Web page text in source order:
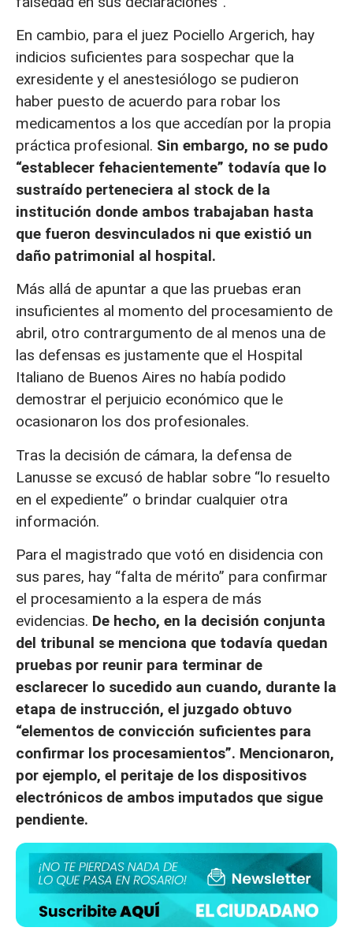
En cambio, para el juez Pociello Argerich, hay
indicios suficientes para sospechar que la
exresidente y el anestesiólogo se pudieron
haber puesto de acuerdo para robar los
medicamentos a los que accedían por la propia
práctica profesional. Sin embargo, no se pudo
“establecer fehacientemente” todavía que lo
sustraído perteneciera al stock de la
institución donde ambos trabajaban hasta
que fueron desvinculados ni que existió un
daño patrimonial al hospital.
Más allá de apuntar a que las pruebas eran
insuficientes al momento del procesamiento de
abril, otro contrargumento de al menos una de
las defensas es justamente que el Hospital
Italiano de Buenos Aires no había podido
demostrar el perjuicio económico que le
ocasionaron los dos profesionales.
Tras la decisión de cámara, la defensa de
Lanusse se excusó de hablar sobre “lo resuelto
en el expediente” o brindar cualquier otra
información.
Para el magistrado que votó en disidencia con
sus pares, hay “falta de mérito” para confirmar
el procesamiento a la espera de más
evidencias. De hecho, en la decisión conjunta
del tribunal se menciona que todavía quedan
pruebas por reunir para terminar de
esclarecer lo sucedido aun cuando, durante la
etapa de instrucción, el juzgado obtuvo
“elementos de convicción suficientes para
confirmar los procesamientos”. Mencionaron,
por ejemplo, el peritaje de los dispositivos
electrónicos de ambos imputados que sigue
pendiente.